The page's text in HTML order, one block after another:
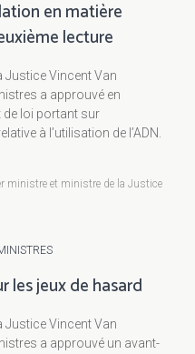
en matière
lecture
Vincent Van
a approuvé en
de loi portant sur
à l’utilisation de l’ADN.
ministre et ministre de la Justice
les jeux de hasard
Vincent Van
a approuvé un avant-